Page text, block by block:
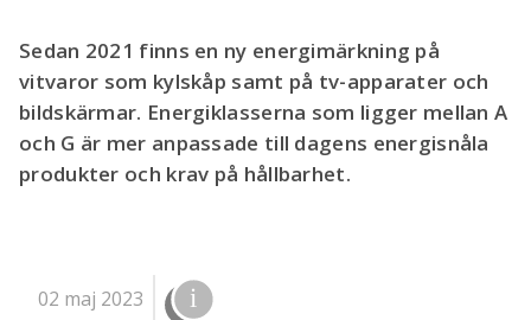
Sedan 2021 finns en ny energimärkning på
vitvaror som kylskåp samt på tv-apparater och
bildskärmar. Energiklasserna som ligger mellan A
och G är mer anpassade till dagens energisnåla
produkter och krav på hållbarhet.
02 maj 2023